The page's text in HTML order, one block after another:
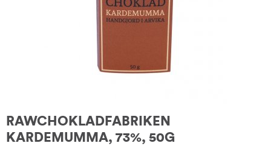
RAWCHOKLADFABRIKEN
KARDEMUMMA, 73%, 50G